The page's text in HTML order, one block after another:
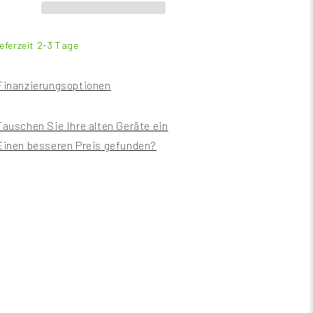
2-3 Tage
Sie Ihre alten Geräte ein
besseren Preis gefunden?